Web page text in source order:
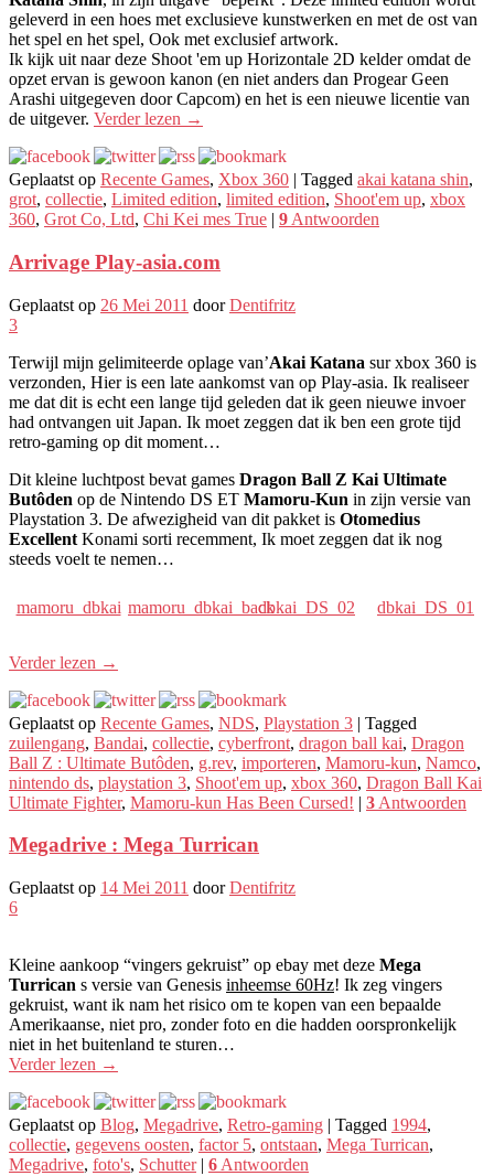
geleverd in een hoes met exclusieve kunstwerken en met de ost van
het spel en het spel, Ook met exclusief artwork.
Ik kijk uit naar deze Shoot 'em up Horizontale 2D kelder omdat de
opzet ervan is gewoon kanon (en niet anders dan Progear Geen
Arashi uitgegeven door Capcom) en het is een nieuwe licentie van
de uitgever. Verder lezen →
Geplaatst op Recente Games, Xbox 360 | Tagged akai katana shin,
grot, collectie, Limited edition, limited edition, Shoot'em up, xbox
360, Grot Co, Ltd, Chi Kei mes True | 9 Antwoorden
Arrivage Play-asia.com
Geplaatst op 26 Mei 2011 doorDentifritz
3
Terwijl mijn gelimiteerde oplage van’Akai Katana sur xbox 360 is
verzonden, Hier is een late aankomst van op Play-asia. Ik realiseer
me dat dit is echt een lange tijd geleden dat ik geen nieuwe invoer
had ontvangen uit Japan. Ik moet zeggen dat ik ben een grote tijd
retro-gaming op dit moment…
Dit kleine luchtpost bevat games Dragon Ball Z Kai Ultimate
Butôden op de Nintendo DS ET Mamoru-Kun in zijn versie van
Playstation 3. De afwezigheid van dit pakket is Otomedius
Excellent Konami sorti recemment, Ik moet zeggen dat ik nog
steeds voelt te nemen…
mamoru_dbkai mamoru_dbkai_backdbkai_DS_02 dbkai_DS_01
Verder lezen →
Geplaatst op Recente Games, NDS, Playstation 3 | Tagged
zuilengang, Bandai, collectie, cyberfront, dragon ball kai, Dragon
Ball Z : Ultimate Butôden, g.rev, importeren, Mamoru-kun, Namco,
nintendo ds, playstation 3, Shoot'em up, xbox 360, Dragon Ball Kai
Ultimate Fighter, Mamoru-kun Has Been Cursed! | 3 Antwoorden
Megadrive : Mega Turrican
Geplaatst op 14 Mei 2011 doorDentifritz
6
Kleine aankoop “vingers gekruist” op ebay met deze Mega
Turrican s versie van Genesis inheemse 60Hz! Ik zeg vingers
gekruist, want ik nam het risico om te kopen van een bepaalde
Amerikaanse, niet pro, zonder foto en die hadden oorspronkelijk
niet in het buitenland te sturen…
Verder lezen →
Geplaatst op Blog, Megadrive, Retro-gaming | Tagged 1994,
collectie, gegevens oosten, factor 5, ontstaan, Mega Turrican,
Megadrive, foto's, Schutter | 6 Antwoorden